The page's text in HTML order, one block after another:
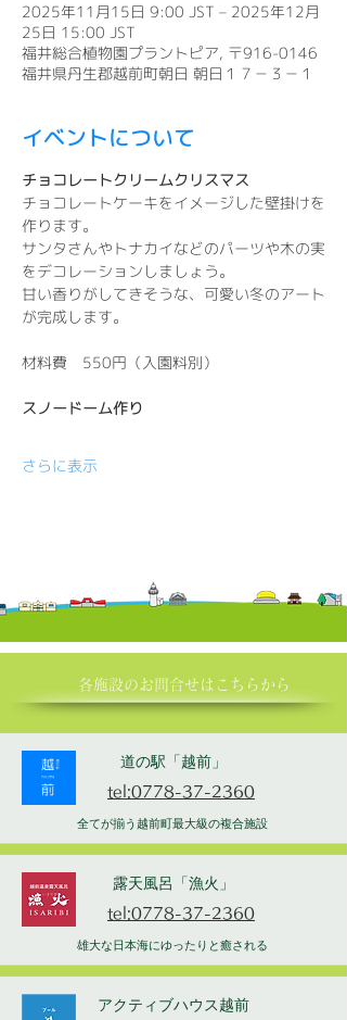
2025年11月15日 9:00 JST – 2025年12月
25日 15:00 JST
福井総合植物園プラントピア, 〒916-0146
福井県丹生郡越前町朝日 朝日１７－３－１
イベントについて
チョコレートクリームクリスマス
チョコレートケーキをイメージした壁掛けを
作ります。
サンタさんやトナカイなどのパーツや木の実
をデコレーションしましょう。
甘い香りがしてきそうな、可愛い冬のアート
が完成します。
材料費　550円（入園料別）
スノードーム作り
さらに表示
各施設の​お問合せはこちらから
道の駅「越前」
tel:0778-37-2360
全てが揃う越前町最大級の複合施設
露天風呂「漁火」
tel:0778-37-2360
雄大な日本海にゆったりと癒される
アクティブハウス越前